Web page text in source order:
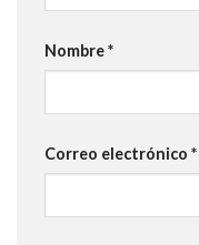
Nombre*
Correo electrónico *